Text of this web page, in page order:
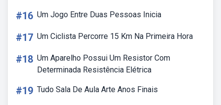
#16 Um Jogo Entre Duas Pessoas Inicia
#17 Um Ciclista Percorre 15 Km Na Primeira Hora
#18 Um Aparelho Possui Um Resistor Com
Determinada Resistência Elétrica
#19 Tudo Sala De Aula Arte Anos Finais